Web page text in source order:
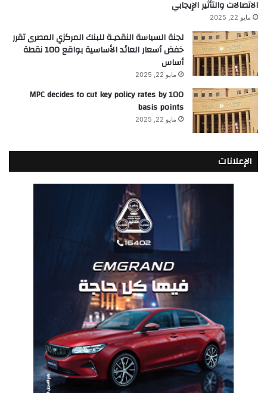
الاتصالات والتأثير الإيجابي
مايو 22, 2025
لجنة السياسة النقديـة للبنك المركزي المصرى تقرر
خفض أسعار العائد الأساسية بواقع 100 نقطة
أساس
مايو 22, 2025
MPC decides to cut key policy rates by 100
basis points
مايو 22, 2025
الإعلانات